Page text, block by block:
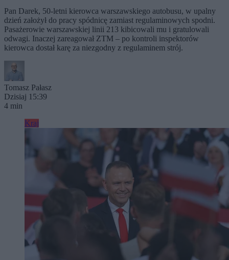
Pan Darek, 50-letni kierowca warszawskiego autobusu, w upalny
dzień założył do pracy spódnicę zamiast regulaminowych spodni.
Pasażerowie warszawskiej linii 213 kibicowali mu i gratulowali
odwagi. Inaczej zareagował ZTM – po kontroli inspektorów
kierowca dostał karę za niezgodny z regulaminem strój.
Tomasz Pałasz
Dzisiaj 15:39
4 min
Kraj